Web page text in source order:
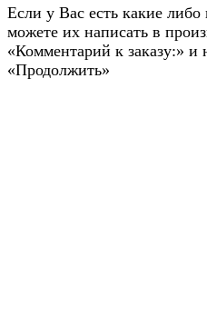
Если у Вас есть какие
можете их написать в
«Комментарий к заказу:» и
«Продолжить»